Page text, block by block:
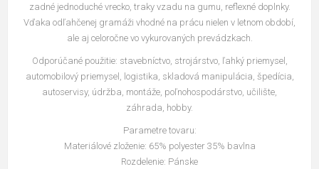
zadné jednoduché vrecko, traky vzadu na gumu, reflexné doplnky.
Vďaka odľahčenej gramáži vhodné na prácu nielen v letnom období,
ale aj celoročne vo vykurovaných prevádzkach.
Odporúčané použitie: stavebníctvo, strojárstvo, ľahký priemysel,
automobilový priemysel, logistika, skladová manipulácia, špedícia,
autoservisy, údržba, montáže, poľnohospodárstvo, učilište,
záhrada, hobby.
Parametre tovaru:
Materiálové zloženie: 65% polyester 35% bavlna
Rozdelenie: Pánske